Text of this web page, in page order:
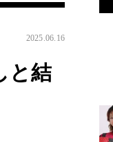
2025.06.16
と結